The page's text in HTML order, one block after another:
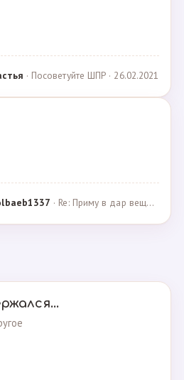
· Посоветуйте ШПР · 26.02.2021
· Re: Приму в дар вещи на новорождённую девочку · 13.12.2024